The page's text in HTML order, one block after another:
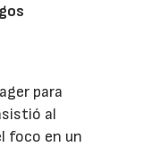
para
al
foco en un